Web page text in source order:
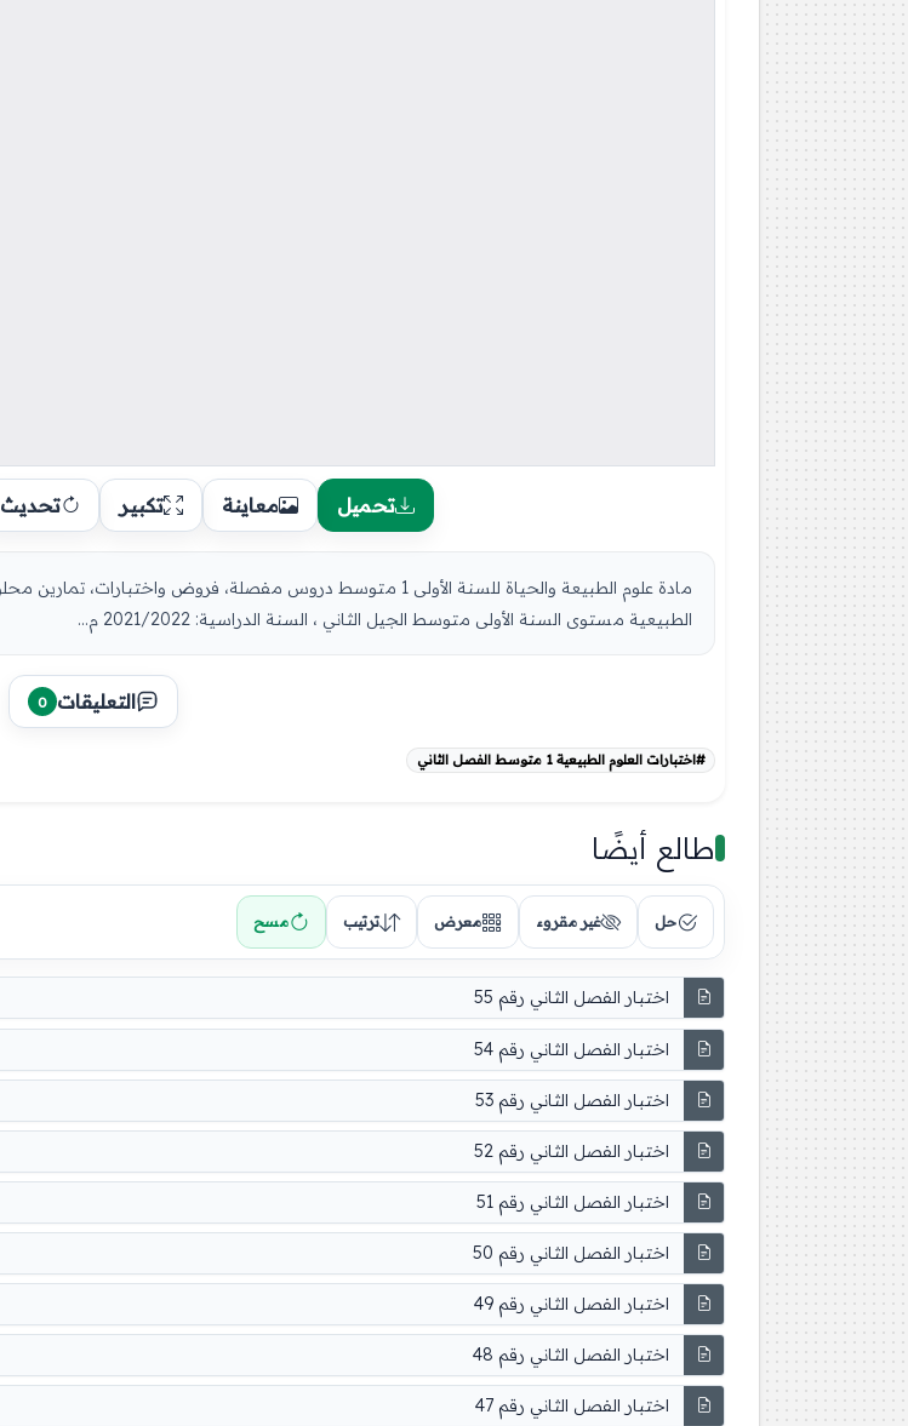
تحميل معاينة تكبير تحديث
الطبيعية مستوى السنة الأولى متوسط الجيل الثاني ، السنة الدراسية: 2021/2022 م...
التعليقات 0
#اختبارات العلوم الطبيعية 1 متوسط الفصل الثاني
طالع أيضًا
حل غير مقروء معرض ترتيب مسح
اختبار الفصل الثاني رقم 55
اختبار الفصل الثاني رقم 54
اختبار الفصل الثاني رقم 53
اختبار الفصل الثاني رقم 52
اختبار الفصل الثاني رقم 51
اختبار الفصل الثاني رقم 50
اختبار الفصل الثاني رقم 49
اختبار الفصل الثاني رقم 48
اختبار الفصل الثاني رقم 47